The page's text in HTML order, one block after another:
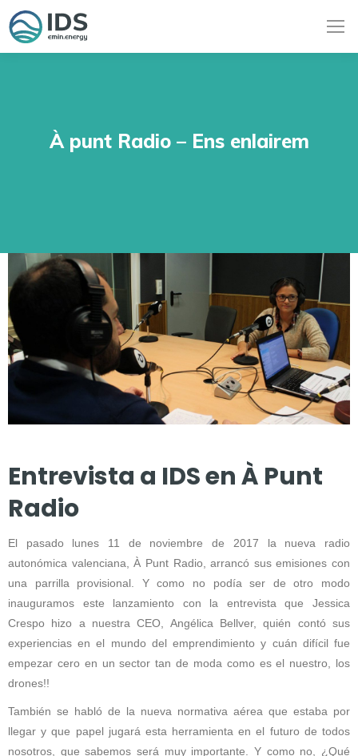
À punt Radio – Ens enlairem
Entrevista a IDS en À Punt
Radio
El pasado lunes 11 de noviembre de 2017 la nueva radio
autonómica valenciana, À Punt Radio, arrancó sus emisiones con
una parrilla provisional. Y como no podía ser de otro modo
inauguramos este lanzamiento con la entrevista que Jessica
Crespo hizo a nuestra CEO, Angélica Bellver, quién contó sus
experiencias en el mundo del emprendimiento y cuán difícil fue
empezar cero en un sector tan de moda como es el nuestro, los
drones!!
También se habló de la nueva normativa aérea que estaba por
llegar y que papel jugará esta herramienta en el futuro de todos
nosotros, que sabemos será muy importante. Y como no, ¿Qué